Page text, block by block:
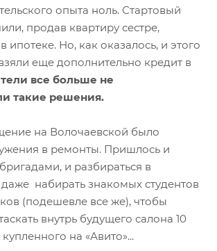
опыта ноль. Стартовый
продав квартиру сестре,
ипотеке. Но, как оказалось, и этого
еще дополнительно кредит в
все больше не
такие решения.
на Волочаевской было
в ремонты. Пришлось и
и разбираться в
набирать знакомых студентов
(подешевле все же), чтобы
внутрь будущего салона 10
на «Авито»...